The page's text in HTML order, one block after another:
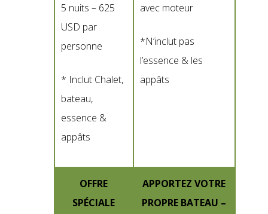
5 nuits – 625
USD par
personne
* Inclut Chalet,
bateau,
essence &
appâts
avec moteur
*N’inclut pas
l’essence & les
appâts
OFFRE
SPÉCIALE
APPORTEZ VOTRE
PROPRE BATEAU –